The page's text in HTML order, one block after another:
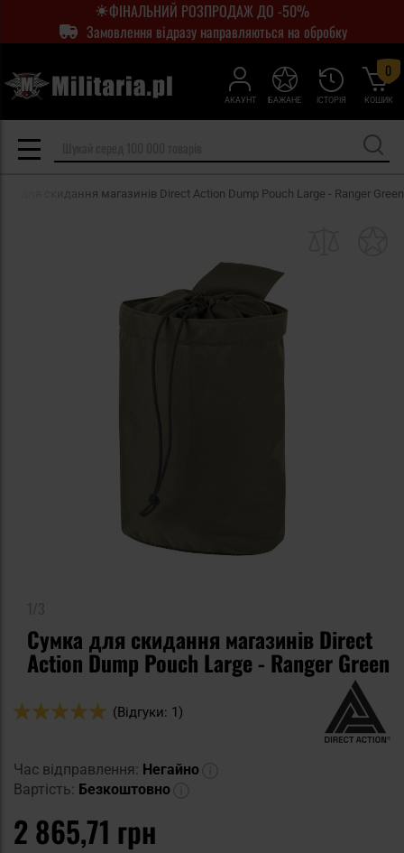
ФІНАЛЬНИЙ РОЗПРОДАЖ ДО -50%
Замовлення відразу направляються на обробку
АКАУНТ ІСТОРІЯ
БАЖАНЕ КОШИК
0
для скидання магазинів Direct Action Dump Pouch Large - Ranger Green
Сумка для скидання магазинів Direct
Action Dump Pouch Large - Ranger Green
Оцінка:
(Відгуки: 1)
Час відправлення: Негайно
Вартість: Безкоштовно
2 865,71 грн